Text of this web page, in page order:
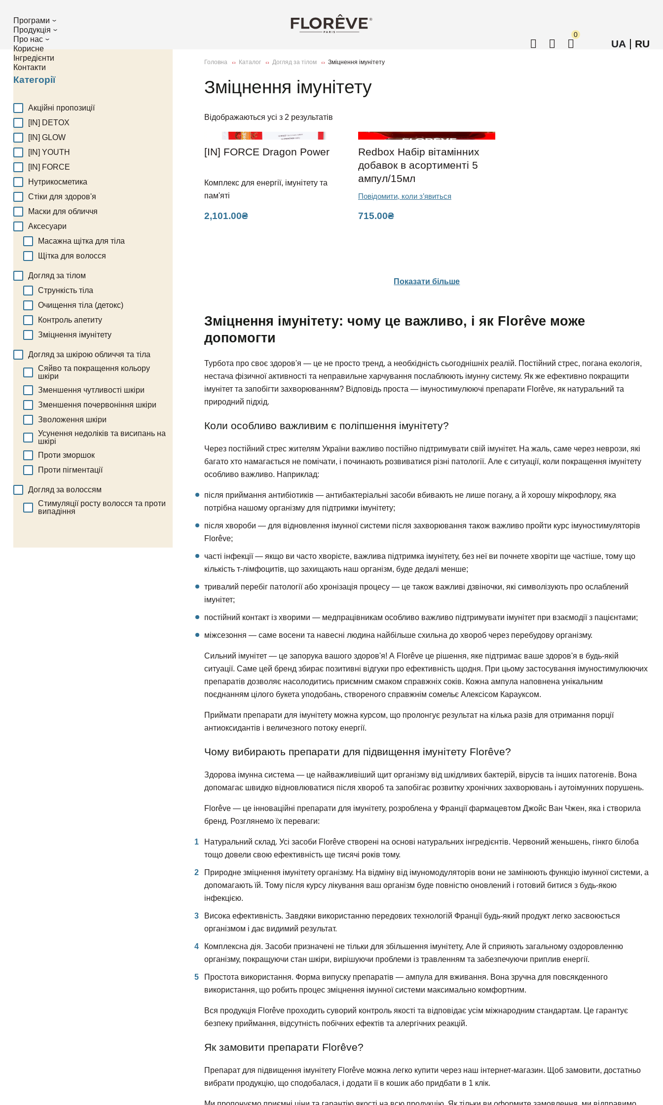
Програми
Продукція
Про нас
Корисне
Інгредієнти
Контакти
0
UA RU
Головна Каталог Догляд за тілом Зміцнення імунітету
Зміцнення імунітету
Відображаються усі з 2 результатів
[IN] FORCE Dragon Power
2,101.00₴
Комплекс для енергії, імунітету та
пам'яті
Redbox Набір вітамінних
добавок в асортименті 5
ампул/15мл
715.00₴
Повідомити, коли з’явиться
Показати більше
Зміцнення імунітету: чому це важливо, і як Florêve може
допомогти
Турбота про своє здоров'я — це не просто тренд, а необхідність сьогоднішніх реалій. Постійний стрес, погана екологія,
нестача фізичної активності та неправильне харчування послаблюють імунну систему. Як же ефективно покращити
імунітет та запобігти захворюванням? Відповідь проста — імуностимулюючі препарати Florêve, як натуральний та
природний підхід.
Коли особливо важливим є поліпшення імунітету?
Через постійний стрес жителям України важливо постійно підтримувати свій імунітет. На жаль, саме через неврози, які
багато хто намагається не помічати, і починають розвиватися різні патології. Але є ситуації, коли покращення імунітету
особливо важливо. Наприклад:
після приймання антибіотиків — антибактеріальні засоби вбивають не лише погану, а й хорошу мікрофлору, яка
потрібна нашому організму для підтримки імунітету;
після хвороби — для відновлення імунної системи після захворювання також важливо пройти курс імуностимуляторів
Florêve;
часті інфекції — якщо ви часто хворієте, важлива підтримка імунітету, без неї ви почнете хворіти ще частіше, тому що
кількість т-лімфоцитів, що захищають наш організм, буде дедалі менше;
тривалий перебіг патології або хронізація процесу — це також важливі дзвіночки, які символізують про ослаблений
імунітет;
постійний контакт із хворими — медпрацівникам особливо важливо підтримувати імунітет при взаємодії з пацієнтами;
міжсезоння — саме восени та навесні людина найбільше схильна до хвороб через перебудову організму.
Сильний імунітет — це запорука вашого здоров'я! А Florêve це рішення, яке підтримає ваше здоров'я в будь-якій
ситуації. Саме цей бренд збирає позитивні відгуки про ефективність щодня. При цьому застосування імуностимулюючих
препаратів дозволяє насолодитись приємним смаком справжніх соків. Кожна ампула наповнена унікальним
поєднанням цілого букета уподобань, створеного справжнім сомельє Алексісом Карауксом.
Приймати препарати для імунітету можна курсом, що пролонгує результат на кілька разів для отримання порції
антиоксидантів і величезного потоку енергії.
Чому вибирають препарати для підвищення імунітету Florêve?
Здорова імунна система — це найважливіший щит організму від шкідливих бактерій, вірусів та інших патогенів. Вона
допомагає швидко відновлюватися після хвороб та запобігає розвитку хронічних захворювань і аутоімунних порушень.
Florêve — це інноваційні препарати для імунітету, розроблена у Франції фармацевтом Джойс Ван Чжен, яка і створила
бренд. Розглянемо їх переваги:
Натуральний склад. Усі засоби Florêve створені на основі натуральних інгредієнтів. Червоний женьшень, гінкго білоба
тощо довели свою ефективність ще тисячі років тому.
Природне зміцнення імунітету організму. На відміну від імуномодуляторів вони не замінюють функцію імунної системи, а
допомагають їй. Тому після курсу лікування ваш організм буде повністю оновлений і готовий битися з будь-якою
інфекцією.
Висока ефективність. Завдяки використанню передових технологій Франції будь-який продукт легко засвоюється
організмом і дає видимий результат.
Комплексна дія. Засоби призначені не тільки для збільшення імунітету, Але й сприяють загальному оздоровленню
організму, покращуючи стан шкіри, вирішуючи проблеми із травленням та забезпечуючи приплив енергії.
Простота використання. Форма випуску препаратів — ампула для вживання. Вона зручна для повсякденного
використання, що робить процес зміцнення імунної системи максимально комфортним.
Вся продукція Florêve проходить суворий контроль якості та відповідає усім міжнародним стандартам. Це гарантує
безпеку приймання, відсутність побічних ефектів та алергічних реакцій.
Як замовити препарати Florêve?
Препарат для підвищення імунітету Florêve можна легко купити через наш інтернет-магазин. Щоб замовити, достатньо
вибрати продукцію, що сподобалася, і додати її в кошик або придбати в 1 клік.
Категорії
Акційні пропозиції
[IN] DETOX
[IN] GLOW
[IN] YOUTH
[IN] FORCE
Нутрикосметика
Стіки для здоров'я
Маски для обличчя
Аксесуари
Масажна щітка для тіла
Щітка для волосся
Догляд за тілом
Стрункість тіла
Очищення тіла (детокс)
Контроль апетиту
Зміцнення імунітету
Догляд за шкірою обличчя та тіла
Сяйво та покращення кольору
шкіри
Зменшення чутливості шкіри
Зменшення почервоніння шкіри
Зволоження шкіри
Усунення недоліків та висипань на
шкірі
Проти зморшок
Проти пігментації
Догляд за волоссям
Стимуляції росту волосся та проти
випадіння